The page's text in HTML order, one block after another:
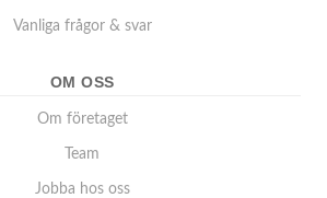
Vanliga frågor & svar
OM OSS
Om företaget
Team
Jobba hos oss